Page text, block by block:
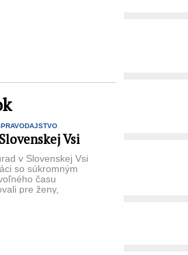
Vsi
v Slovenskej Vsi
so súkromným
času
pre ženy,